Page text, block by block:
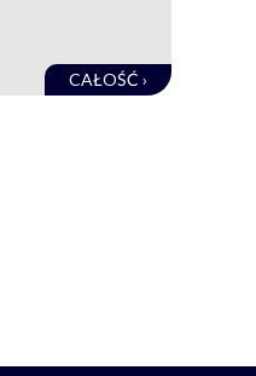
CAŁOŚĆ ›